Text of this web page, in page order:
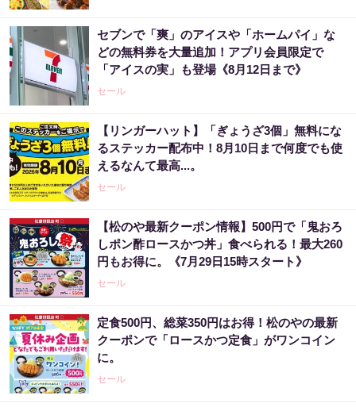
セブンで「爽」のアイスや「ホームパイ」な
どの無料券を大量追加！アプリ会員限定で
「アイスの実」も登場《8月12日まで》
セール
【リンガーハット】「ぎょうざ3個」無料にな
るステッカー配布中！8月10日まで何度でも使
えるなんて最高...。
セール
【松のや最新クーポン情報】500円で「鬼おろ
しポン酢ロースかつ丼」食べられる！最大260
円もお得に。《7月29日15時スタート》
セール
定食500円、総菜350円はお得！松のやの最新
クーポンで「ロースかつ定食」がワンコイン
に。
セール